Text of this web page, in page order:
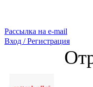
Рассылка на e-mail
Вход / Регистрация